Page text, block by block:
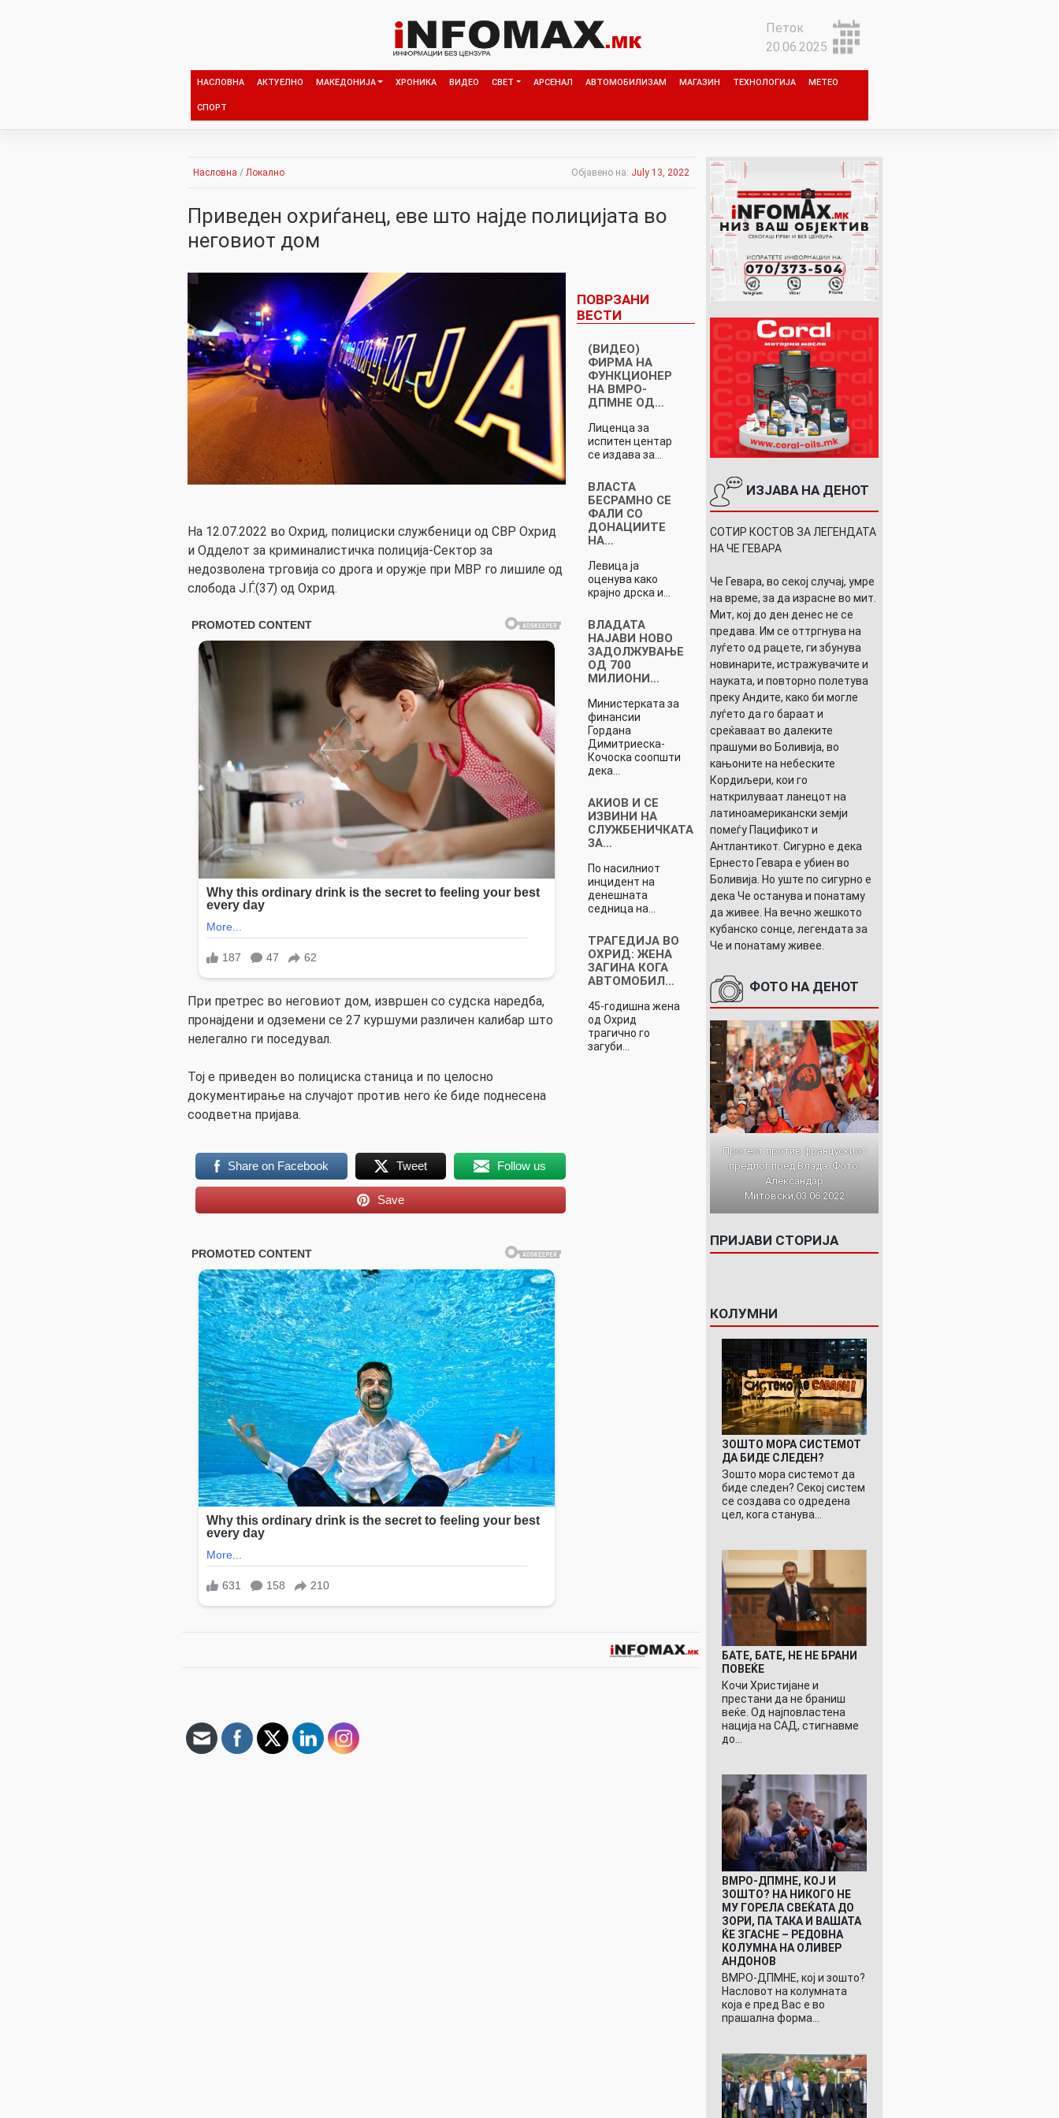
Петок
20.06.2025
НАСЛОВНА АКТУЕЛНО МАКЕДОНИЈА ХРОНИКА ВИДЕО СВЕТ АРСЕНАЛ АВТОМОБИЛИЗАМ МАГАЗИН ТЕХНОЛОГИЈА МЕТЕО
СПОРТ
Насловна / Локално Објавено на: July 13, 2022
Приведен охриѓанец, еве што најде полицијата во
неговиот дом
На 12.07.2022 во Охрид, полициски службеници од СВР Охрид
и Одделот за криминалистичка полиција-Сектор за
недозволена трговија со дрога и оружје при МВР го лишиле од
слобода Ј.Ѓ.(37) од Охрид.
При претрес во неговиот дом, извршен со судска наредба,
пронајдени и одземени се 27 куршуми различен калибар што
нелегално ги поседувал.
Тој е приведен во полициска станица и по целосно
документирање на случајот против него ќе биде поднесена
соодветна пријава.
Share on Facebook Tweet Follow us
Save
ПОВРЗАНИ
ВЕСТИ
(ВИДЕО)
ФИРМА НА
ФУНКЦИОНЕР
НА ВМРО-
ДПМНЕ ОД…
Лиценца за
испитен центар
се издава за…
ВЛАСТА
БЕСРАМНО СЕ
ФАЛИ СО
ДОНАЦИИТЕ
НА…
Левица ја
оценува како
крајно дрска и…
ВЛАДАТА
НАЈАВИ НОВО
ЗАДОЛЖУВАЊЕ
ОД 700
МИЛИОНИ…
Министерката за
финансии
Гордана
Димитриеска-
Кочоска соопшти
дека…
АКИОВ И СЕ
ИЗВИНИ НА
СЛУЖБЕНИЧКАТА
ЗА…
По насилниот
инцидент на
денешната
седница на…
ТРАГEДИЈА ВО
ОХРИД: ЖЕНА
ЗАГИНА КОГА
АВТОМОБИЛ…
45-годишна жена
од Охрид
трагично го
загуби…
ИЗЈАВА НА ДЕНОТ
СОТИР КОСТОВ ЗА ЛЕГЕНДАТА
НА ЧЕ ГЕВАРА
Че Гевара, во секој случај, умре
на време, за да израсне во мит.
Мит, кој до ден денес не се
предава. Им се оттргнува на
луѓето од рацете, ги збунува
новинарите, истражувачите и
науката, и повторно полетува
преку Андите, како би могле
луѓето да го бараат и
среќаваат во далеките
прашуми во Боливија, во
кањоните на небеските
Кордиљери, кои го
наткрилуваат ланецот на
латиноамерикански земји
помеѓу Пацификот и
Антлантикот. Сигурно е дека
Ернесто Гевара е убиен во
Боливија. Но уште по сигурно е
дека Че останува и понатаму
да живее. На вечно жешкото
кубанско сонце, легендата за
Че и понатаму живее.
ФОТО НА ДЕНОТ
Протест против францускиот
предлог пред Влада. Фото:
Александар
Митовски,03.06.2022
ПРИЈАВИ СТОРИЈА
КОЛУМНИ
ЗОШТО МОРА СИСТЕМОТ
ДА БИДЕ СЛЕДЕН?
Зошто мора системот да
биде следен? Секој систем
се создава со одредена
цел, кога станува…
БАТЕ, БАТЕ, НЕ НЕ БРАНИ
ПОВЕЌЕ
Кочи Христијане и
престани да не браниш
веќе. Од најповластена
нација на САД, стигнавме
до…
ВМРО-ДПМНЕ, КОЈ И
ЗОШТО? НА НИКОГО НЕ
МУ ГОРЕЛА СВЕЌАТА ДО
ЗОРИ, ПА ТАКА И ВАШАТА
ЌЕ ЗГАСНЕ – РЕДОВНА
КОЛУМНА НА ОЛИВЕР
АНДОНОВ
ВМРО-ДПМНЕ, кој и зошто?
Насловот на колумната
која е пред Вас е во
прашална форма…